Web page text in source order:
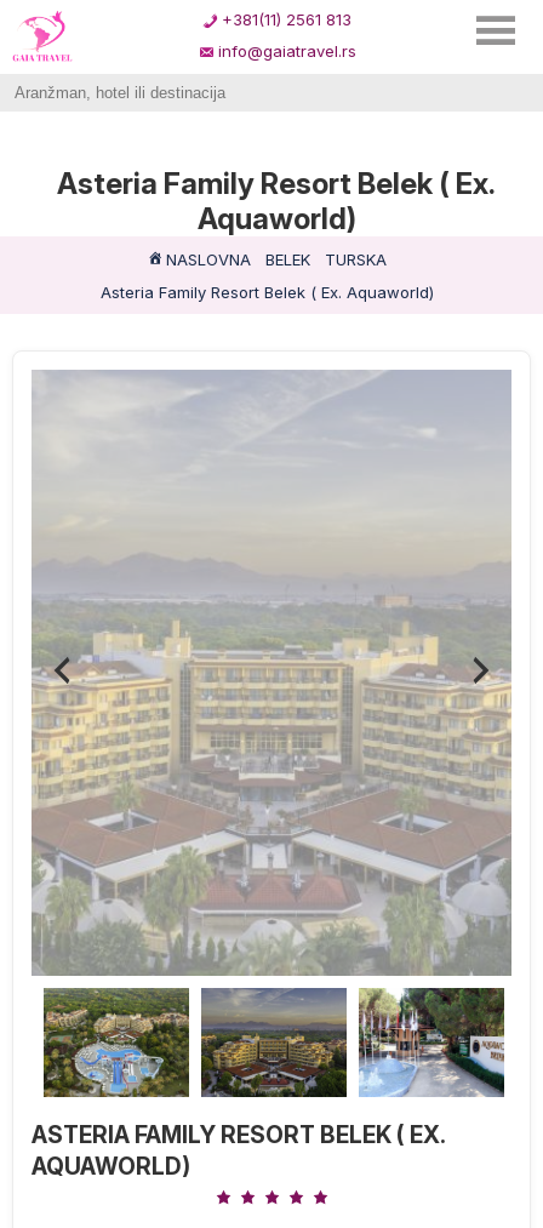
+381(11) 2561 813
info@gaiatravel.rs
Asteria Family Resort Belek ( Ex.
Aquaworld)
NASLOVNA BELEK
TURSKA
Asteria Family Resort Belek ( Ex. Aquaworld)
ASTERIA FAMILY RESORT BELEK ( EX.
AQUAWORLD)